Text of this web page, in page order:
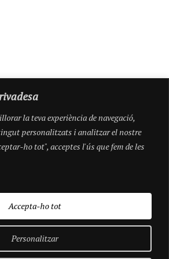
la teva experiència de navegació,
personalitzats i analitzar el nostre
ho tot", acceptes l'ús que fem de les
Personalitzar
Accepta-ho tot
© 2026 Pioneres.